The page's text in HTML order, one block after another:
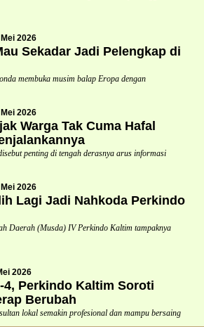
2026
Sekadar Jadi Pelengkap di
membuka musim balap Eropa dengan
2026
Warga Tak Cuma Hafal
penting di tengah derasnya arus informasi
2026
Lagi Jadi Nahkoda Perkindo
Daerah (Musda) IV Perkindo Kaltim tampaknya
2026
4, Perkindo Kaltim Soroti
Berubah
lokal semakin profesional dan mampu bersaing